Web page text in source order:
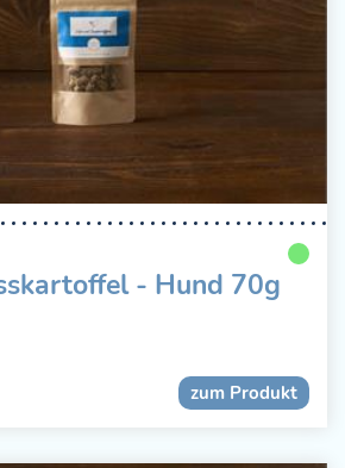
- Hund 70g
zum Produkt